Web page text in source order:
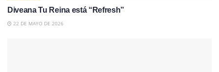
Diveana Tu Reina está “Refresh”
22 DE MAYO DE 2026